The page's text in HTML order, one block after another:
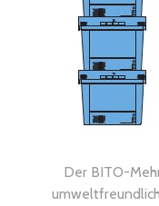
Der BITO-